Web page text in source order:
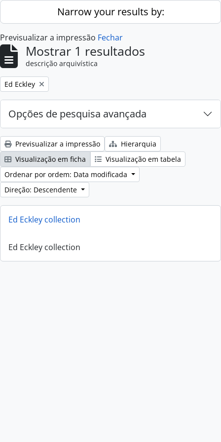
Skip to main contentNarrow your results by:
Previsualizar a impressão Fechar
Mostrar 1 resultados
descrição arquivística
Remove filter:
Ed Eckley
Opções de pesquisa avançada
Previsualizar a impressão
Hierarquia
Visualização em ficha
Visualização em tabela
Ordenar por ordem: Data modificada
Direção: Descendente
Ed Eckley collection
Ed Eckley collection